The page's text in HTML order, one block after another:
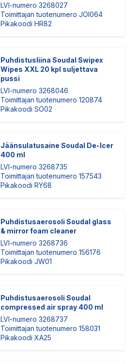
LVI-numero 3268027
Toimittajan tuotenumero JOI064
Pikakoodi HR82
Puhdistusliina Soudal Swipex
Wipes XXL 20 kpl suljettava
pussi
LVI-numero 3268046
Toimittajan tuotenumero 120874
Pikakoodi SO02
Jäänsulatusaine Soudal De-Icer
400 ml
LVI-numero 3268735
Toimittajan tuotenumero 157543
Pikakoodi RY68
Puhdistusaerosoli Soudal glass
& mirror foam cleaner
LVI-numero 3268736
Toimittajan tuotenumero 156176
Pikakoodi JW01
Puhdistusaerosoli Soudal
compressed air spray 400 ml
LVI-numero 3268737
Toimittajan tuotenumero 158031
Pikakoodi XA25